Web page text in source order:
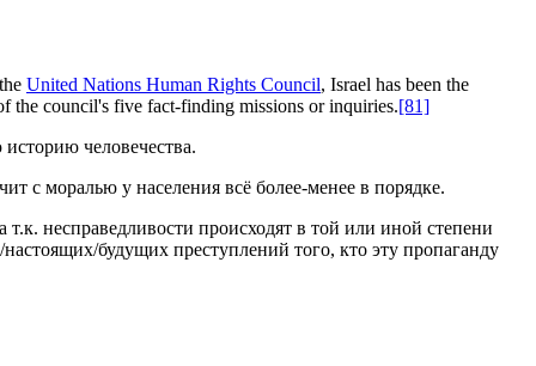
United Nations Human Rights Council, Israel has been the
the council's five fact-finding missions or inquiries.[81]
человечества.
с моралью у населения всё более-менее в порядке.
несправедливости происходят в той или иной степени
будущих преступлений того, кто эту пропаганду